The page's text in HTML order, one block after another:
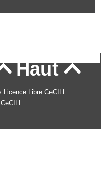
Haut
Licence Libre CeCILL